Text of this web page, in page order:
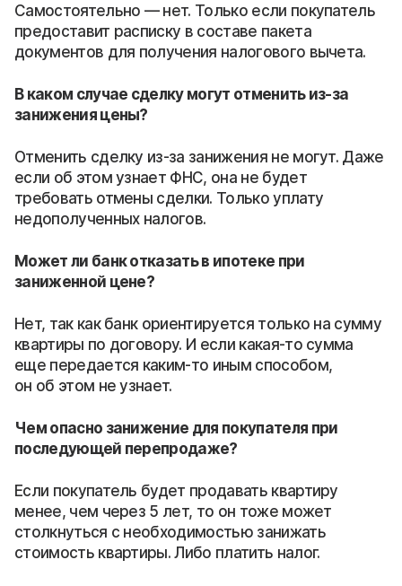
Самостоятельно — нет. Только если покупатель
предоставит расписку в составе пакета
документов для получения налогового вычета.
В каком случае сделку могут отменить из-за
занижения цены?
Отменить сделку из-за занижения не могут. Даже
если об этом узнает ФНС, она не будет
требовать отмены сделки. Только уплату
недополученных налогов.
Может ли банк отказать в ипотеке при
заниженной цене?
Нет, так как банк ориентируется только на сумму
квартиры по договору. И если какая-то сумма
еще передается каким-то иным способом,
он об этом не узнает.
Чем опасно занижение для покупателя при
последующей перепродаже?
Если покупатель будет продавать квартиру
менее, чем через 5 лет, то он тоже может
столкнуться с необходимостью занижать
стоимость квартиры. Либо платить налог.